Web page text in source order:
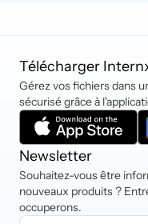
Télécharger
Gérez vos fichiers dans
sécurisé grâce à
Newsletter
Souhaitez-vous être
nouveaux produits ?
occuperons.